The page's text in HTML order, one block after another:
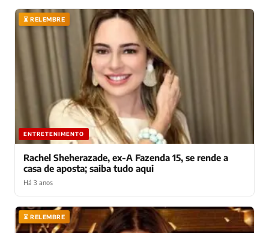
⏳ RELEMBRE
ENTRETENIMENTO
Rachel Sheherazade, ex-A Fazenda 15, se rende a
casa de aposta; saiba tudo aqui
Há 3 anos
⏳ RELEMBRE